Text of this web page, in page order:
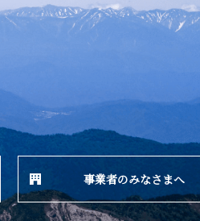
事業者のみなさまへ